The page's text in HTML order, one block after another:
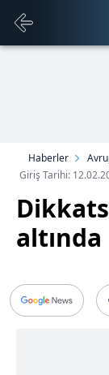
Haberler
Giriş Tarihi:
altında